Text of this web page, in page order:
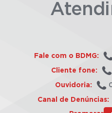
Fale com o BDMG:
Cliente fone:
Ouvidoria:
Canal de Denúncias: